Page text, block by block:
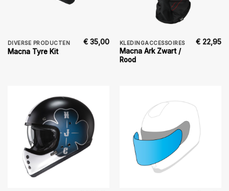
DIVERSE PRODUCTEN
Macna Tyre Kit
€ 35,00 KLEDINGACCESSOIRES
Macna Ark Zwart /
Rood
€ 22,95